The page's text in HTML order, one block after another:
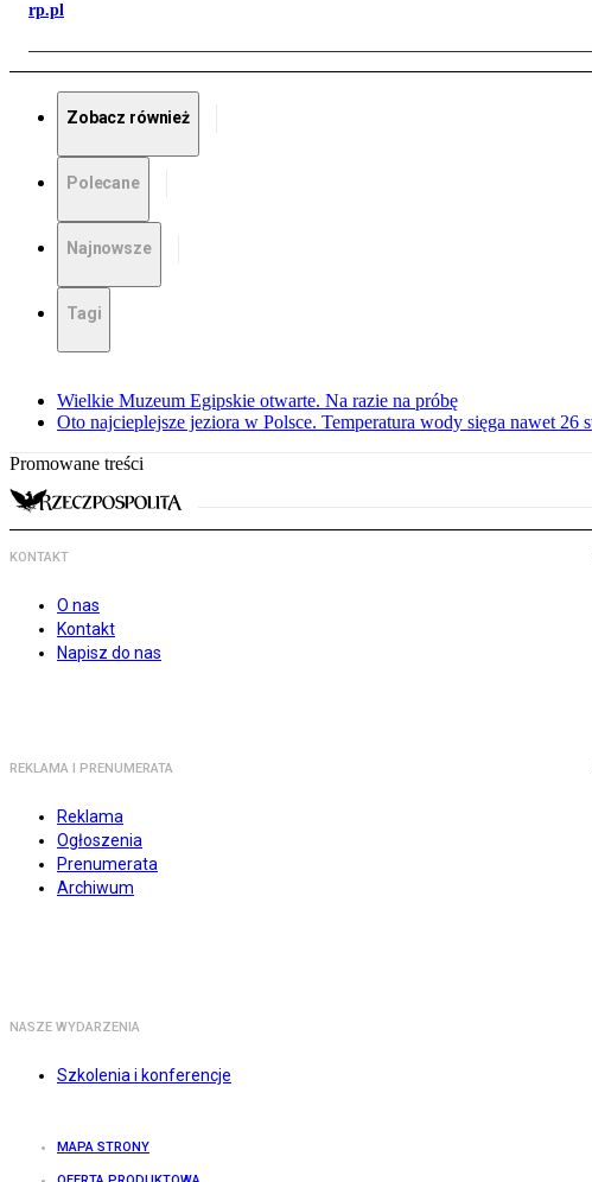
rp.pl
Zobacz również
Polecane
Najnowsze
Tagi
Wielkie Muzeum Egipskie otwarte. Na razie na próbę
Oto najcieplejsze jeziora w Polsce. Temperatura wody sięga nawet 26
Promowane treści
KONTAKT
O nas
Kontakt
Napisz do nas
REKLAMA I PRENUMERATA
Reklama
Ogłoszenia
Prenumerata
Archiwum
NASZE WYDARZENIA
Szkolenia i konferencje
MAPA STRONY